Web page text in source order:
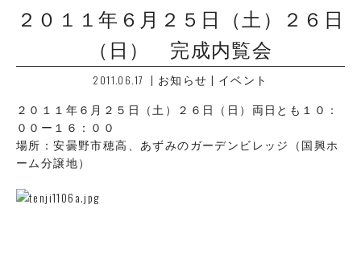
２０１１年６月２５日（土）２６日
（日） 完成内覧会
2011.06.17 | お知らせ | イベント
２０１１年６月２５日（土）２６日（日）両日とも１０：
００ー１６：００
場所：安曇野市穂高、あずみのガーデンビレッジ（国興ホ
ーム分譲地）